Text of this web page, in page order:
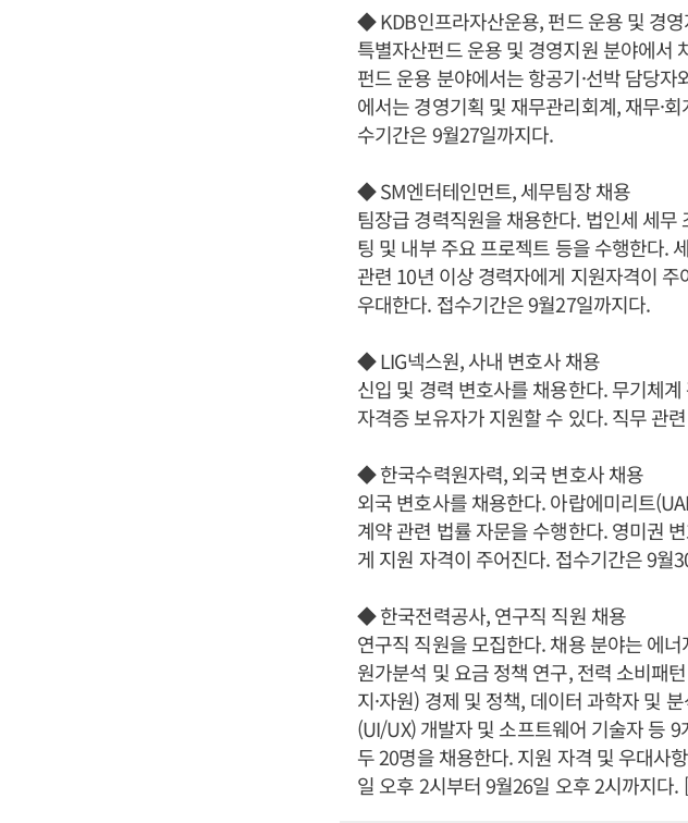
◆ KDB인프라자산운용, 펀드 운용 및 경
특별자산펀드 운용 및 경영지원 분야에서
펀드 운용 분야에서는 항공기·선박 담당
에서는 경영기획 및 재무관리회계, 재무·
수기간은 9월27일까지다.
◆ SM엔터테인먼트, 세무팀장 채용
팀장급 경력직원을 채용한다. 법인세 세
팅 및 내부 주요 프로젝트 등을 수행한다.
관련 10년 이상 경력자에게 지원자격이
우대한다. 접수기간은 9월27일까지다.
◆ LIG넥스원, 사내 변호사 채용
신입 및 경력 변호사를 채용한다. 무기체
자격증 보유자가 지원할 수 있다. 직무 관
◆ 한국수력원자력, 외국 변호사 채용
외국 변호사를 채용한다. 아랍에미리트
계약 관련 법률 자문을 수행한다. 영미권
게 지원 자격이 주어진다. 접수기간은 9월
◆ 한국전력공사, 연구직 직원 채용
연구직 직원을 모집한다. 채용 분야는 에
원가분석 및 요금 정책 연구, 전력 소비패
지·자원) 경제 및 정책, 데이터 과학자 및
(UI/UX) 개발자 및 소프트웨어 기술자 등
두 20명을 채용한다. 지원 자격 및 우대사
일 오후 2시부터 9월26일 오후 2시까지다